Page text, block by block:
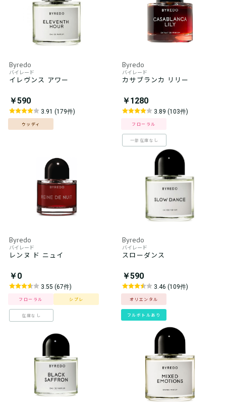
Byredo
バイレード
イレヴンス アワー
￥590
3.91 (179件)
ウッディ
Byredo
バイレード
カサブランカ リリー
￥1280
3.89 (103件)
フローラル
一部在庫なし
Byredo
バイレード
レンヌ ド ニュイ
￥0
3.55 (67件)
フローラル シプレ
在庫なし
Byredo
バイレード
スローダンス
￥590
3.46 (109件)
オリエンタル
フルボトルあり